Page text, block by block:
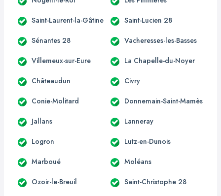
Saint-Laurent-la-Gâtine Saint-Lucien 28
Sénantes 28 Vacheresses-les-Basses
Villemeux-sur-Eure La Chapelle-du-Noyer
Châteaudun Civry
Conie-Molitard Donnemain-Saint-Mamès
Jallans Lanneray
Logron Lutz-en-Dunois
Marboué Moléans
Ozoir-le-Breuil Saint-Christophe 28